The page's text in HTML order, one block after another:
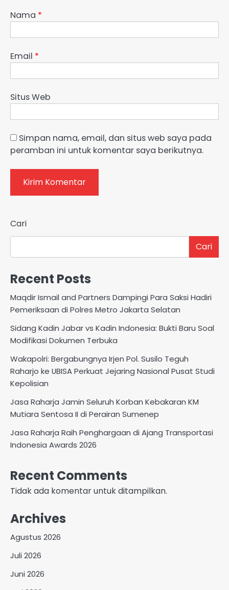
Nama *
Email *
Situs Web
Simpan nama, email, dan situs web saya pada
peramban ini untuk komentar saya berikutnya.
Cari
Cari
Recent Posts
Maqdir Ismail and Partners Dampingi Para Saksi Hadiri
Pemeriksaan di Polres Metro Jakarta Selatan
Sidang Kadin Jabar vs Kadin Indonesia: Bukti Baru Soal
Modifikasi Dokumen Terbuka
Wakapolri: Bergabungnya Irjen Pol. Susilo Teguh
Raharjo ke UBISA Perkuat Jejaring Nasional Pusat Studi
Kepolisian
Jasa Raharja Jamin Seluruh Korban Kebakaran KM
Mutiara Sentosa II di Perairan Sumenep
Jasa Raharja Raih Penghargaan di Ajang Transportasi
Indonesia Awards 2026
Recent Comments
Tidak ada komentar untuk ditampilkan.
Archives
Agustus 2026
Juli 2026
Juni 2026